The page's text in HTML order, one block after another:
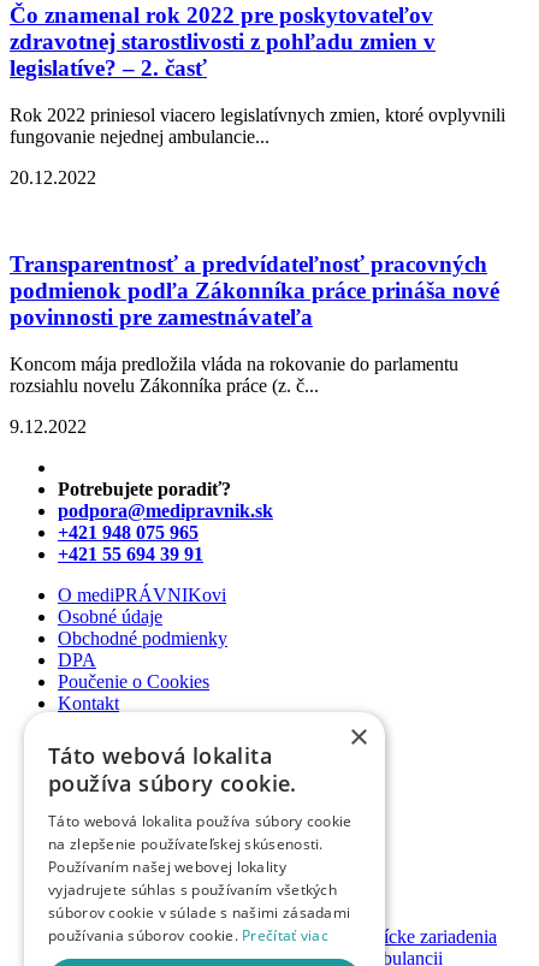
Čo znamenal rok 2022 pre poskytovateľov
zdravotnej starostlivosti z pohľadu zmien v
legislatíve? – 2. časť
Rok 2022 priniesol viacero legislatívnych zmien, ktoré ovplyvnili
fungovanie nejednej ambulancie...
20.12.2022
Transparentnosť a predvídateľnosť pracovných
podmienok podľa Zákonníka práce prináša nové
povinnosti pre zamestnávateľa
Koncom mája predložila vláda na rokovanie do parlamentu
rozsiahlu novelu Zákonníka práce (z. č...
9.12.2022
Potrebujete poradiť?
podpora@medipravnik.sk
+421 948 075 965
+421 55 694 39 91
O mediPRÁVNIKovi
Osobné údaje
Obchodné podmienky
DPA
Poučenie o Cookies
Kontakt
Newsletter
Články
Podcasty
Informované súhlasy
Právny web pre ambulancie
Právnik na telefóne
GDPR ambulancie / lekárne
Systémy bezpečnosti pacienta pre zdravotnícke zariadenia
Nastavenie priamych platieb pacienta v ambulancii
×
Táto webová lokalita
používa súbory cookie.
Táto webová lokalita používa súbory cookie
na zlepšenie používateľskej skúsenosti.
Používaním našej webovej lokality
vyjadrujete súhlas s používaním všetkých
súborov cookie v súlade s našimi zásadami
používania súborov cookie. Prečítať viac